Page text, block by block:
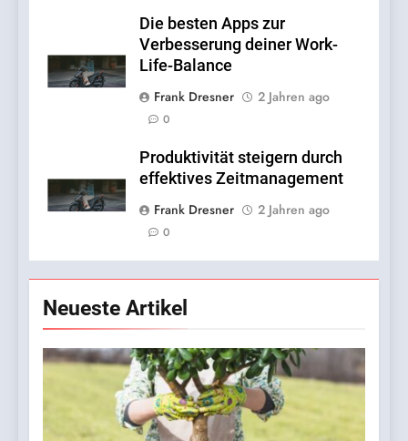
Die besten Apps zur
Verbesserung deiner Work-
Life-Balance
Frank Dresner
2 Jahren ago
0
Produktivität steigern durch
effektives Zeitmanagement
Frank Dresner
2 Jahren ago
0
Neueste Artikel